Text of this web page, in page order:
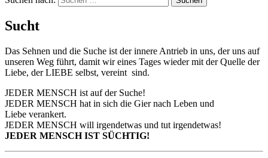
Sucht
Das Sehnen und die Suche ist der innere Antrieb in uns, der uns auf
unseren Weg führt, damit wir eines Tages wieder mit der Quelle der
Liebe, der LIEBE selbst, vereint sind.
JEDER MENSCH ist auf der Suche!
JEDER MENSCH hat in sich die Gier nach Leben und
Liebe verankert.
JEDER MENSCH will irgendetwas und tut irgendetwas!
JEDER MENSCH IST SÜCHTIG!